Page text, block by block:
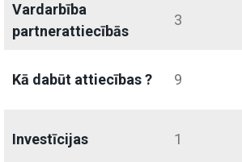
Vardarbība
partnerattiecībās
3
Kā dabūt attiecības ? 9
Investīcijas 1